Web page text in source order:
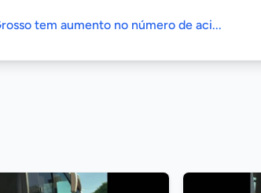
tem aumento no número de aci...